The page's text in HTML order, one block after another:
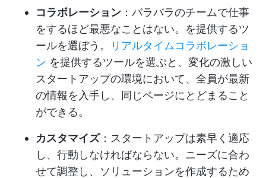
コラボレーション ：バラバラのチームで仕事
をするほど最悪なことはない。を提供するツ
ールを選ぼう。
リアルタイムコラボレーショ
ン を提供するツールを選ぶと、変化の激しい
スタートアップの環境において、全員が最新
の情報を入手し、同じページにとどまること
ができる。
カスタマイズ：スタートアップは素早く適応
し、行動しなければならない。ニーズに合わ
せて調整し、ソリューションを作成するため